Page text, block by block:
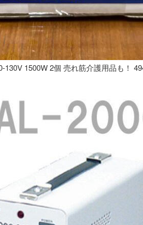
130V 1500W 2個 売れ筋介護用品も！